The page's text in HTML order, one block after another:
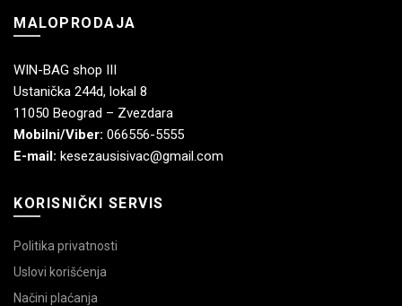
MALOPRODAJA
WIN-BAG shop III
Ustanička 244d, lokal 8
11050 Beograd – Zvezdara
Mobilni/Viber: 066556-5555
E-mail: kesezausisivac@gmail.com
KORISNIČKI SERVIS
Politika privatnosti
Uslovi korišćenja
Načini plaćanja